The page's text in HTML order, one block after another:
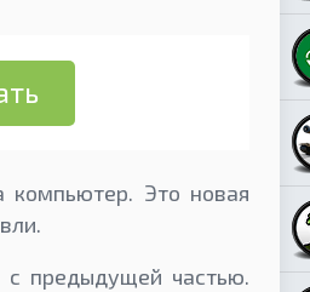
компьютер. Это новая
с предыдущей частью.